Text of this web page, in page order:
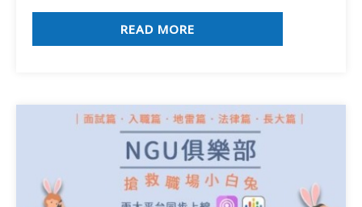
READ MORE